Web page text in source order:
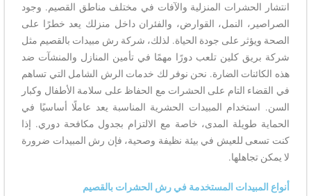
انتشار الحشرات المنزلية والآفات في مختلف مناطق القصيم. وجود
الصراصير، النمل، القوارض، والفئران داخل منزلك يعد خطرًا على
الصحة ويؤثر على جودة الحياة. لذلك، شركة رش مبيدات بالقصيم مثل
شركة بريق كلين تلعب دورًا مهمًا في تأمين المنازل والمنشآت ضد
هذه الكائنات الضارة. نحن نوفر لك خدمات الرش الشامل التي تساهم
في القضاء التام على الحشرات مع الحفاظ على سلامة الأطفال وكبار
السن. استخدام المبيدات الحشرية المناسبة يعد عاملًا أساسيًا في
الحماية طويلة المدى، خاصة مع الالتزام بجدول مكافحة دوري. إذا
كنت تسعى للعيش في بيئة نظيفة وصحية، فإن رش المبيدات ضرورة
لا يمكن تجاهلها.
أنواع المبيدات المستخدمة في رش الحشرات بالقصيم